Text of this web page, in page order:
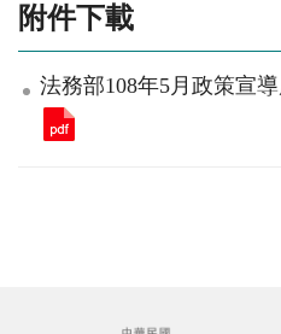
附件下載
法務部108年5月政策宣